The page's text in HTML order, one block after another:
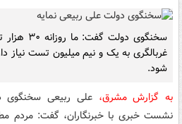
سخنگوی
غربالگری به یک و نیم میلیون تست نیاز
شود.
به گزارش مشرق، علی ربیعی سخنگوی
نشست خبری با خبرنگاران، گفت: مردم